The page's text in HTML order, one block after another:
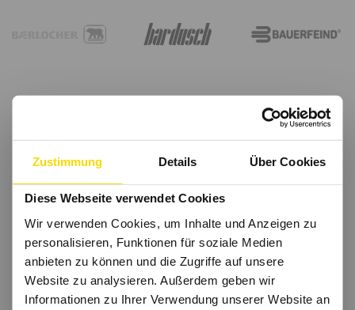
Zustimmung Details Über Cookies
Diese Webseite verwendet Cookies
Wir verwenden Cookies, um Inhalte und Anzeigen zu
personalisieren, Funktionen für soziale Medien
anbieten zu können und die Zugriffe auf unsere
Website zu analysieren. Außerdem geben wir
Informationen zu Ihrer Verwendung unserer Website an